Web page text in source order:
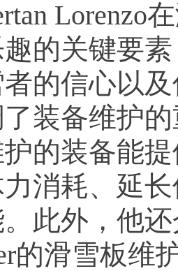
Lorenzo
的关键要
的信心以
装备维护
的装备能
消耗、延
此外，他
的滑雪板维